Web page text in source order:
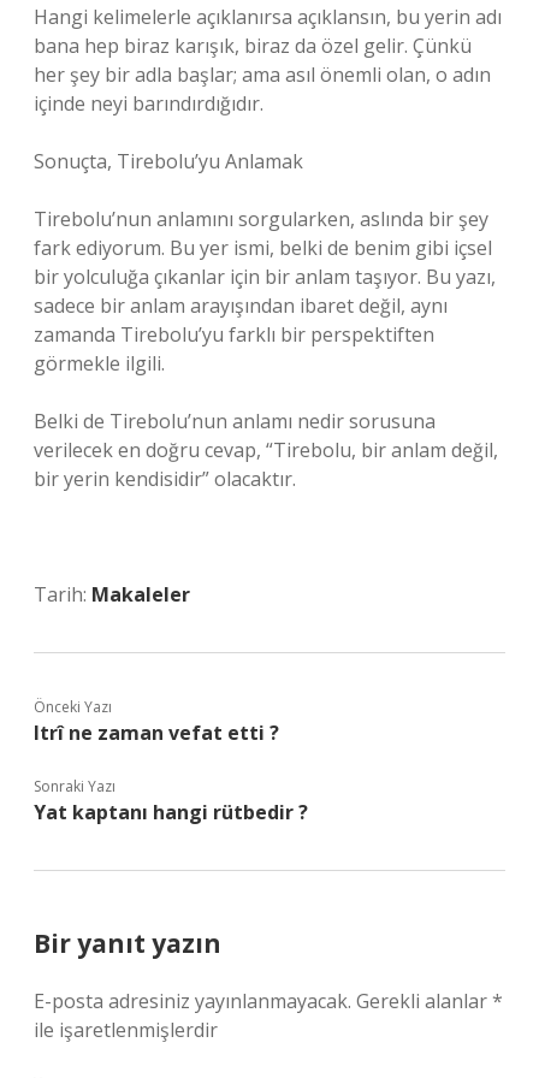
Hangi kelimelerle açıklanırsa açıklansın, bu yerin adı
bana hep biraz karışık, biraz da özel gelir. Çünkü
her şey bir adla başlar; ama asıl önemli olan, o adın
içinde neyi barındırdığıdır.
Sonuçta, Tirebolu’yu Anlamak
Tirebolu’nun anlamını sorgularken, aslında bir şey
fark ediyorum. Bu yer ismi, belki de benim gibi içsel
bir yolculuğa çıkanlar için bir anlam taşıyor. Bu yazı,
sadece bir anlam arayışından ibaret değil, aynı
zamanda Tirebolu’yu farklı bir perspektiften
görmekle ilgili.
Belki de Tirebolu’nun anlamı nedir sorusuna
verilecek en doğru cevap, “Tirebolu, bir anlam değil,
bir yerin kendisidir” olacaktır.
Tarih: Makaleler
Önceki Yazı
Itrî ne zaman vefat etti ?
Sonraki Yazı
Yat kaptanı hangi rütbedir ?
Bir yanıt yazın
E-posta adresiniz yayınlanmayacak. Gerekli alanlar*
ile işaretlenmişlerdir